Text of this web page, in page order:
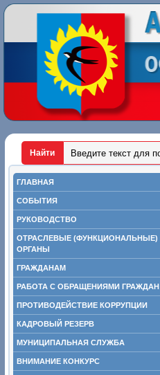
ГЛАВНАЯ
СОБЫТИЯ
РУКОВОДСТВО
ОТРАСЛЕВЫЕ (ФУНКЦИОНАЛЬНЫЕ)
ОРГАНЫ
ГРАЖДАНАМ
РАБОТА С ОБРАЩЕНИЯМИ ГРАЖДАН
ПРОТИВОДЕЙСТВИЕ КОРРУПЦИИ
КАДРОВЫЙ РЕЗЕРВ
МУНИЦИПАЛЬНАЯ СЛУЖБА
ВНИМАНИЕ КОНКУРС